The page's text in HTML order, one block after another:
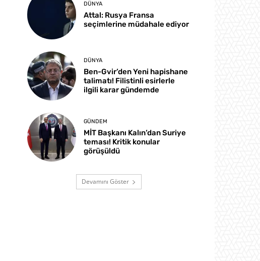
DÜNYA
Attal: Rusya Fransa
seçimlerine müdahale ediyor
DÜNYA
Ben-Gvir’den Yeni hapishane
talimatı! Filistinli esirlerle
ilgili karar gündemde
GÜNDEM
MİT Başkanı Kalın’dan Suriye
teması! Kritik konular
görüşüldü
Devamını Göster